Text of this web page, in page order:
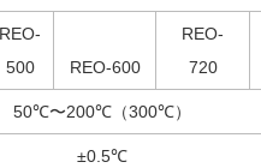
REO-
500
REO-600
REO-
720
50℃〜200℃（300℃）
±0.5℃